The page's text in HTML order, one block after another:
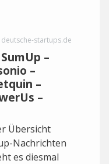
deutsche-startups.de
–
–
–
–
Übersicht
Nachrichten
es diesmal